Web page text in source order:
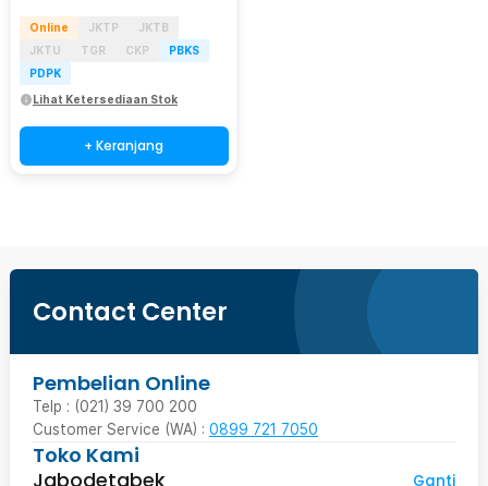
Online JKTP
JKTB
JKTU
TGR CKP
PBKS
PDPK
Lihat Ketersediaan Stok
+ Keranjang
Contact Center
Pembelian Online
Telp : (021) 39 700 200
Customer Service (WA) : 0899 721 7050
Toko Kami
Jabodetabek
Ganti